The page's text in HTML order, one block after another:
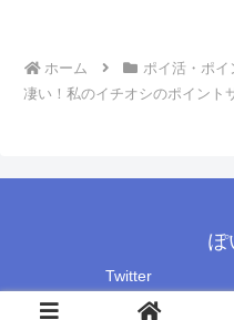
ホーム ポイ活・ポイ
凄い！私のイチオシのポイント
ぽ
Twitter
Copyright © 2018-2026